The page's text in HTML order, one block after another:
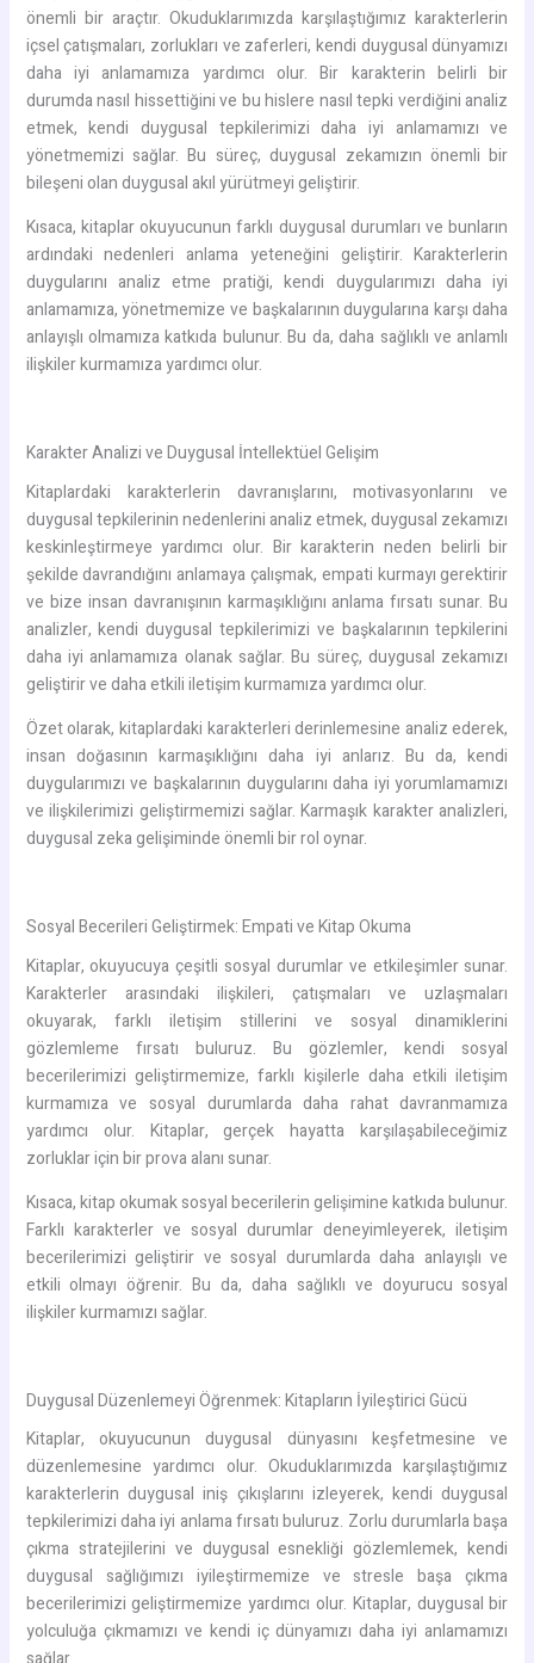
önemli bir araçtır. Okuduklarımızda karşılaştığımız karakterlerin
içsel çatışmaları, zorlukları ve zaferleri, kendi duygusal dünyamızı
daha iyi anlamamıza yardımcı olur. Bir karakterin belirli bir
durumda nasıl hissettiğini ve bu hislere nasıl tepki verdiğini analiz
etmek, kendi duygusal tepkilerimizi daha iyi anlamamızı ve
yönetmemizi sağlar. Bu süreç, duygusal zekamızın önemli bir
bileşeni olan duygusal akıl yürütmeyi geliştirir.
Kısaca, kitaplar okuyucunun farklı duygusal durumları ve bunların
ardındaki nedenleri anlama yeteneğini geliştirir. Karakterlerin
duygularını analiz etme pratiği, kendi duygularımızı daha iyi
anlamamıza, yönetmemize ve başkalarının duygularına karşı daha
anlayışlı olmamıza katkıda bulunur. Bu da, daha sağlıklı ve anlamlı
ilişkiler kurmamıza yardımcı olur.
Karakter Analizi ve Duygusal İntellektüel Gelişim
Kitaplardaki karakterlerin davranışlarını, motivasyonlarını ve
duygusal tepkilerinin nedenlerini analiz etmek, duygusal zekamızı
keskinleştirmeye yardımcı olur. Bir karakterin neden belirli bir
şekilde davrandığını anlamaya çalışmak, empati kurmayı gerektirir
ve bize insan davranışının karmaşıklığını anlama fırsatı sunar. Bu
analizler, kendi duygusal tepkilerimizi ve başkalarının tepkilerini
daha iyi anlamamıza olanak sağlar. Bu süreç, duygusal zekamızı
geliştirir ve daha etkili iletişim kurmamıza yardımcı olur.
Özet olarak, kitaplardaki karakterleri derinlemesine analiz ederek,
insan doğasının karmaşıklığını daha iyi anlarız. Bu da, kendi
duygularımızı ve başkalarının duygularını daha iyi yorumlamamızı
ve ilişkilerimizi geliştirmemizi sağlar. Karmaşık karakter analizleri,
duygusal zeka gelişiminde önemli bir rol oynar.
Sosyal Becerileri Geliştirmek: Empati ve Kitap Okuma
Kitaplar, okuyucuya çeşitli sosyal durumlar ve etkileşimler sunar.
Karakterler arasındaki ilişkileri, çatışmaları ve uzlaşmaları
okuyarak, farklı iletişim stillerini ve sosyal dinamiklerini
gözlemleme fırsatı buluruz. Bu gözlemler, kendi sosyal
becerilerimizi geliştirmemize, farklı kişilerle daha etkili iletişim
kurmamıza ve sosyal durumlarda daha rahat davranmamıza
yardımcı olur. Kitaplar, gerçek hayatta karşılaşabileceğimiz
zorluklar için bir prova alanı sunar.
Kısaca, kitap okumak sosyal becerilerin gelişimine katkıda bulunur.
Farklı karakterler ve sosyal durumlar deneyimleyerek, iletişim
becerilerimizi geliştirir ve sosyal durumlarda daha anlayışlı ve
etkili olmayı öğrenir. Bu da, daha sağlıklı ve doyurucu sosyal
ilişkiler kurmamızı sağlar.
Duygusal Düzenlemeyi Öğrenmek: Kitapların İyileştirici Gücü
Kitaplar, okuyucunun duygusal dünyasını keşfetmesine ve
düzenlemesine yardımcı olur. Okuduklarımızda karşılaştığımız
karakterlerin duygusal iniş çıkışlarını izleyerek, kendi duygusal
tepkilerimizi daha iyi anlama fırsatı buluruz. Zorlu durumlarla başa
çıkma stratejilerini ve duygusal esnekliği gözlemlemek, kendi
duygusal sağlığımızı iyileştirmemize ve stresle başa çıkma
becerilerimizi geliştirmemize yardımcı olur. Kitaplar, duygusal bir
yolculuğa çıkmamızı ve kendi iç dünyamızı daha iyi anlamamızı